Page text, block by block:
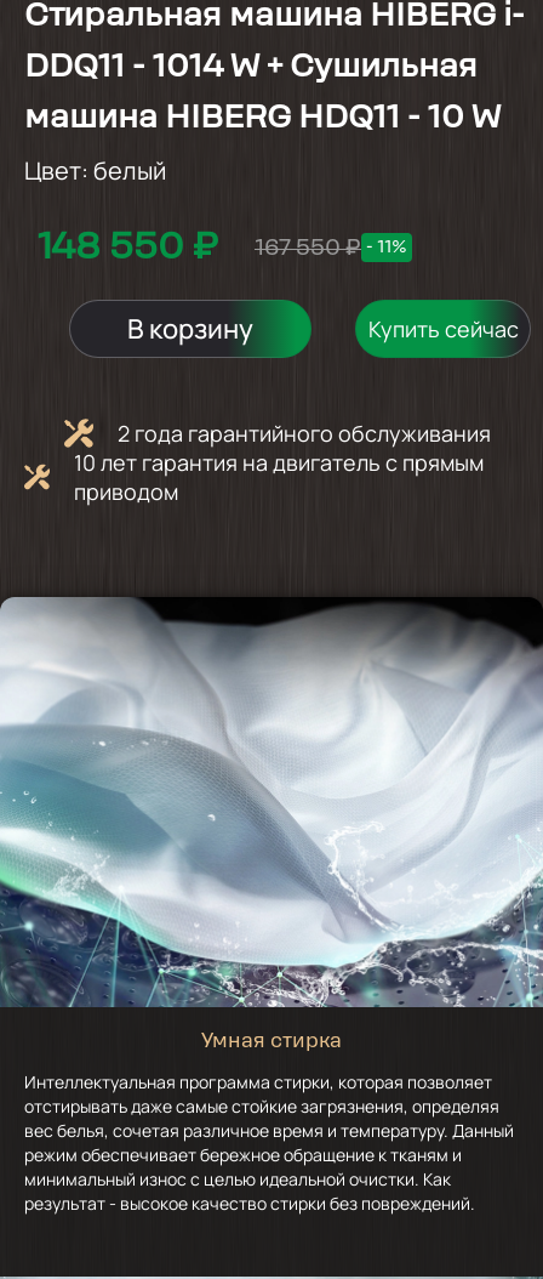
Стиральная машина HIBERG i-
DDQ11 - 1014 W + Сушильная
машина HIBERG HDQ11 - 10 W
Цвет: белый
148 550 ₽ 167 550 ₽ - 11%
В корзину Купить сейчас
2 года гарантийного обслуживания
10 лет гарантия на двигатель с прямым
приводом
Умная стирка
Интеллектуальная программа стирки, которая позволяет
отстирывать даже самые стойкие загрязнения, определяя
вес белья, сочетая различное время и температуру. Данный
режим обеспечивает бережное обращение к тканям и
минимальный износ с целью идеальной очистки. Как
результат - высокое качество стирки без повреждений.